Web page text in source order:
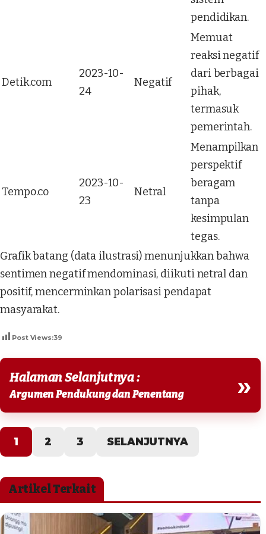
pendidikan.
Detik.com
2023-10-
24
Negatif
Memuat
reaksi negatif
dari berbagai
pihak,
termasuk
pemerintah.
Tempo.co
2023-10-
23
Netral
Menampilkan
perspektif
beragam
tanpa
kesimpulan
tegas.
Grafik batang (data ilustrasi) menunjukkan bahwa
sentimen negatif mendominasi, diikuti netral dan
positif, mencerminkan polarisasi pendapat
masyarakat.
Post Views:39
Halaman Selanjutnya :
Argumen Pendukung dan Penentang »
1 2 3 SELANJUTNYA
Artikel Terkait